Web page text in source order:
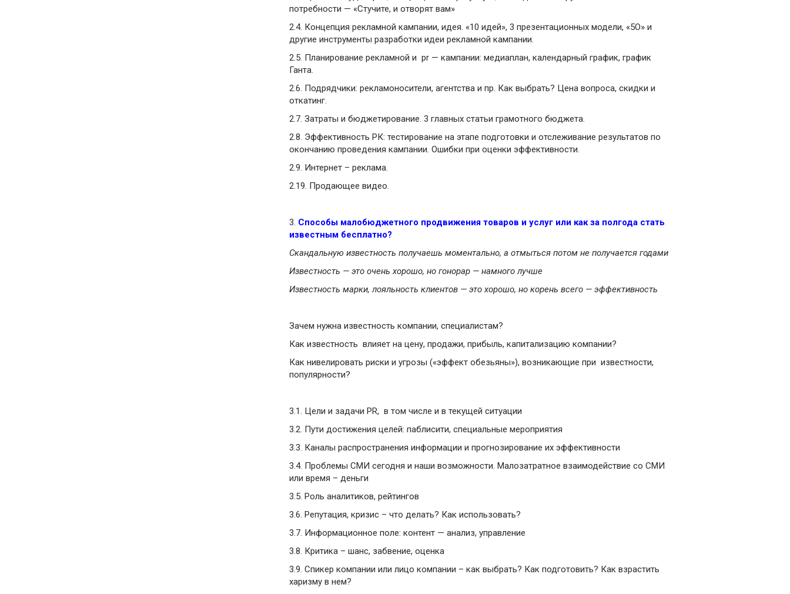
потребности — «Стучите, и отворят вам»
2.4. Концепция рекламной кампании, идея. «10 идей», 3 презентационных модели, «5О» и
другие инструменты разработки идеи рекламной кампании.
2.5. Планирование рекламной и pr — кампании: медиаплан, календарный график, график
Ганта.
2.6. Подрядчики: рекламоносители, агентства и пр. Как выбрать? Цена вопроса, скидки и
откатинг.
2.7. Затраты и бюджетирование. 3 главных статьи грамотного бюджета.
2.8. Эффективность РК: тестирование на этапе подготовки и отслеживание результатов по
окончанию проведения кампании. Ошибки при оценки эффективности.
2.9. Интернет – реклама.
2.19. Продающее видео.
3. Способы малобюджетного продвижения товаров и услуг или как за полгода стать
известным бесплатно?
Скандальную известность получаешь моментально, а отмыться потом не получается годами
Известность — это очень хорошо, но гонорар — намного лучше
Известность марки, лояльность клиентов — это хорошо, но корень всего — эффективность
Зачем нужна известность компании, специалистам?
Как известность влияет на цену, продажи, прибыль, капитализацию компании?
Как нивелировать риски и угрозы («эффект обезьяны»), возникающие при известности,
популярности?
3.1. Цели и задачи PR, в том числе и в текущей ситуации
3.2. Пути достижения целей: паблисити, специальные мероприятия
3.3. Каналы распространения информации и прогнозирование их эффективности
3.4. Проблемы СМИ сегодня и наши возможности. Малозатратное взаимодействие со СМИ
или время – деньги
3.5. Роль аналитиков, рейтингов
3.6. Репутация, кризис – что делать? Как использовать?
3.7. Информационное поле: контент — анализ, управление
3.8. Критика – шанс, забвение, оценка
3.9. Спикер компании или лицо компании – как выбрать? Как подготовить? Как взрастить
харизму в нем?